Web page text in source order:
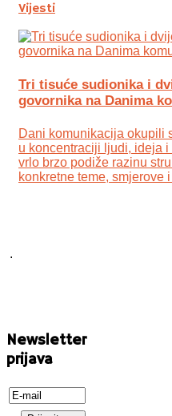
Vijesti
Tri tisuće sudionika i
govornika na Danima
Dani komunikacija okupili
u koncentraciji ljudi, ideja i
vrlo brzo podiže razinu
konkretne teme, smjerove
.
Newsletter
prijava